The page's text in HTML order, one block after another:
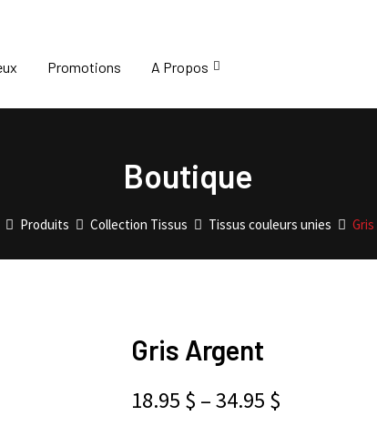
Promotions A Propos
Boutique
Produits Collection Tissus Tissus couleurs unies
Gris Argent
18.95 $ –34.95 $